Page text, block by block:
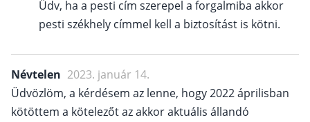
Üdv, ha a pesti cím szerepel a forgalmiba akkor
pesti székhely címmel kell a biztosítást is kötni.
Névtelen 2023. január 14.
Üdvözlöm, a kérdésem az lenne, hogy 2022 áprilisban
kötöttem a kötelezőt az akkor aktuális állandó